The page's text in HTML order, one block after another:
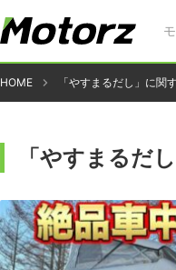
HOME 「やすまるだし」に関
「やすまるだ